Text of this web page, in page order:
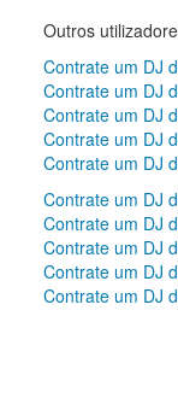
Outros
Contrate um DJ
Contrate um DJ
Contrate um DJ
Contrate um DJ
Contrate um DJ
Contrate um DJ
Contrate um DJ
Contrate um DJ
Contrate um DJ
Contrate um DJ